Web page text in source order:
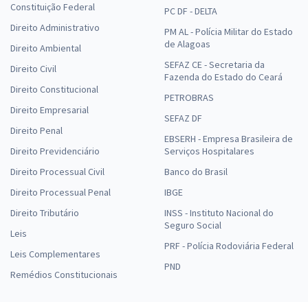
Constituição Federal
Direito Administrativo
Direito Ambiental
Direito Civil
Direito Constitucional
Direito Empresarial
Direito Penal
Direito Previdenciário
Direito Processual Civil
Direito Processual Penal
Direito Tributário
Leis
Leis Complementares
Remédios Constitucionais
PC DF - DELTA
PM AL - Polícia Militar do Estado
de Alagoas
SEFAZ CE - Secretaria da
Fazenda do Estado do Ceará
PETROBRAS
SEFAZ DF
EBSERH - Empresa Brasileira de
Serviços Hospitalares
Banco do Brasil
IBGE
INSS - Instituto Nacional do
Seguro Social
PRF - Polícia Rodoviária Federal
PND